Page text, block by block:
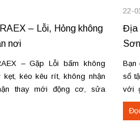
– Lỗi, Hỏng không
nơi
– Gặp Lỗi bấm không
kẹt, kéo kêu rít, không nhận
thay mới động cơ, sửa
raex và các loại động cơ
Dịch vụ có tại: Phú Thọ –...
22-
Địa
Bạn
sổ
với
theo